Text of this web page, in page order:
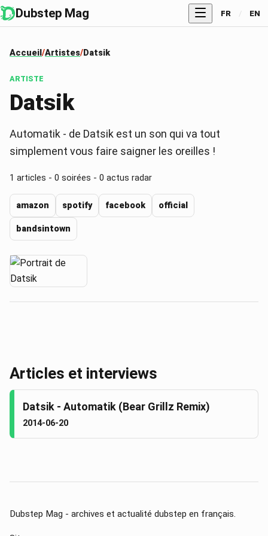
Dubstep Mag FR / EN
Accueil Artistes Datsik
ARTISTE
Datsik
Automatik - de Datsik est un son qui va tout
simplement vous faire saigner les oreilles !
1 articles - 0 soirées - 0 actus radar
amazon spotify facebook official
bandsintown
Articles et interviews
Datsik - Automatik (Bear Grillz Remix)
2014-06-20
Dubstep Mag - archives et actualité dubstep en français.